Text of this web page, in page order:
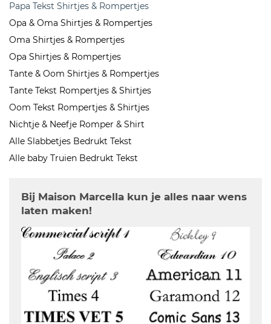
Papa Tekst Shirtjes & Rompertjes
Opa & Oma Shirtjes & Rompertjes
Oma Shirtjes & Rompertjes
Opa Shirtjes & Rompertjes
Tante & Oom Shirtjes & Rompertjes
Tante Tekst Rompertjes & Shirtjes
Oom Tekst Rompertjes & Shirtjes
Nichtje & Neefje Romper & Shirt
Alle Slabbetjes Bedrukt Tekst
Alle baby Truien Bedrukt Tekst
Bij Maison Marcella kun je alles naar wens
laten maken!